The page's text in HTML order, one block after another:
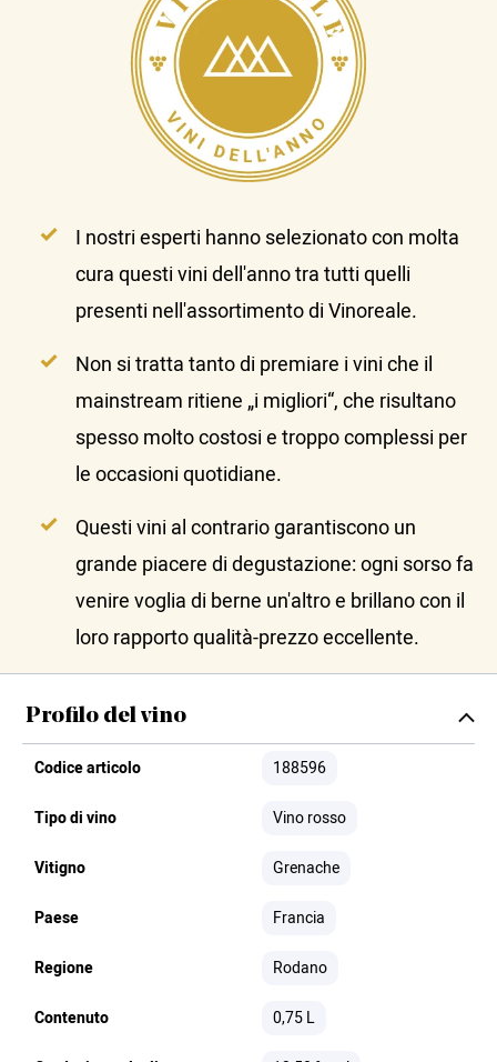
I nostri esperti hanno selezionato con molta
cura questi vini dell'anno tra tutti quelli
presenti nell'assortimento di Vinoreale.
Non si tratta tanto di premiare i vini che il
mainstream ritiene „i migliori“, che risultano
spesso molto costosi e troppo complessi per
le occasioni quotidiane.
Questi vini al contrario garantiscono un
grande piacere di degustazione: ogni sorso fa
venire voglia di berne un'altro e brillano con il
loro rapporto qualità-prezzo eccellente.
Profilo del vino
Codice articolo 188596
Tipo di vino Vino rosso
Vitigno Grenache
Paese Francia
Regione Rodano
Contenuto 0,75 L